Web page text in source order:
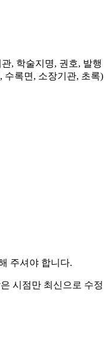
, 학술지명, 권호, 발행
수록면, 소장기관, 초록)
주셔야 합니다.
시점만 최신으로 수정